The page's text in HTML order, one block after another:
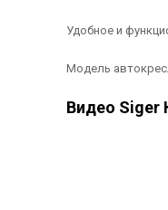
Удобное и
Модель
Видео Siger